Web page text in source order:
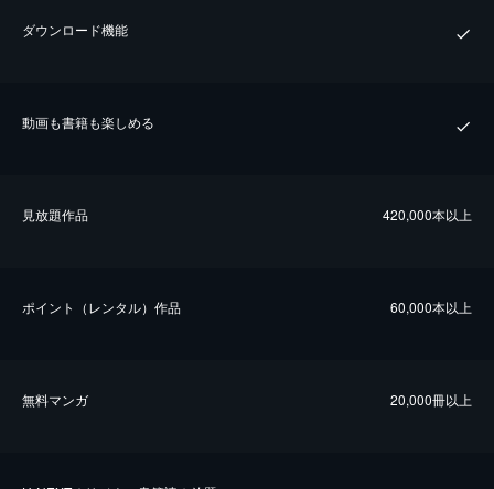
ダウンロード機能
動画も書籍も楽しめる
⾒放題作品 420,000本以上
ポイント（レンタル）作品 60,000本以上
無料マンガ 20,000冊以上